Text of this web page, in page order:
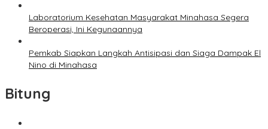
Laboratorium Kesehatan Masyarakat Minahasa Segera
Beroperasi, Ini Kegunaannya
Pemkab Siapkan Langkah Antisipasi dan Siaga Dampak El
Nino di Minahasa
Bitung